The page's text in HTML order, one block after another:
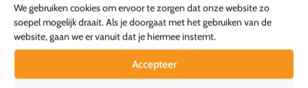
We gebruiken cookies om ervoor te zorgen dat onze website zo
soepel mogelijk draait. Als je doorgaat met het gebruiken van de
website, gaan we er vanuit dat je hiermee instemt.
Accepteer
Toevoegen aan
winkelwagen
8,95p.s.
Toevoegen aan
winkelwagen